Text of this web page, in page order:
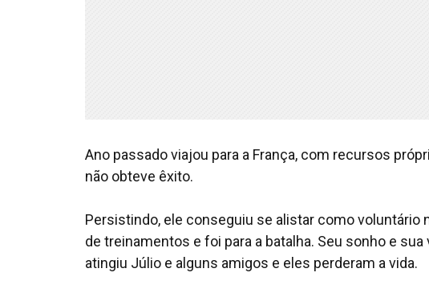
Ano passado viajou para a França, com recursos
não obteve êxito.
Persistindo, ele conseguiu se alistar como voluntário
de treinamentos e foi para a batalha. Seu sonho e
atingiu Júlio e alguns amigos e eles perderam a vida.